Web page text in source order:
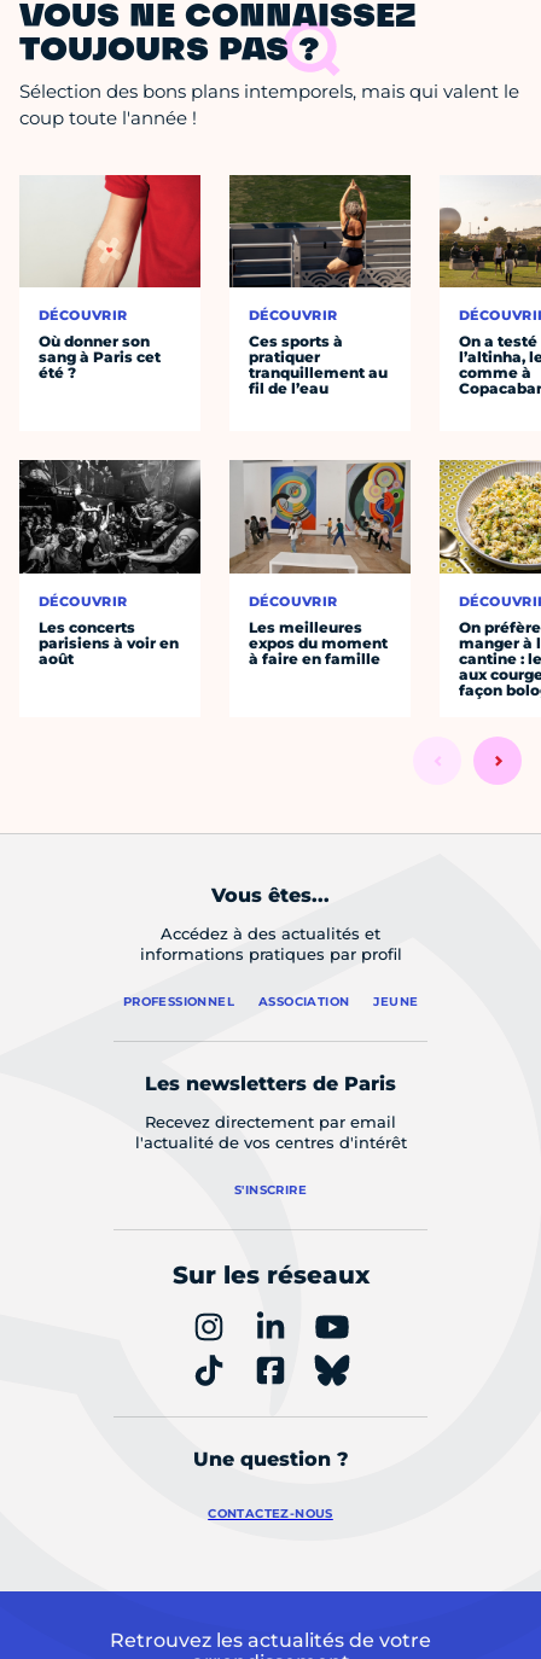
VOUS NE CONNAISSEZ
TOUJOURS PAS ?
Sélection des bons plans intemporels, mais qui valent le
coup toute l'année !
DÉCOUVRIR
Où donner son
sang à Paris cet
été ?
DÉCOUVRIR
Les concerts
parisiens à voir en
août
DÉCOUVRIR
Ces sports à
pratiquer
tranquillement au
fil de l’eau
DÉCOUVRIR
Les meilleures
expos du moment
à faire en famille
On a testé
l’altinha,
comme à
On préfère
manger à
cantine :
aux
façon
Vous êtes...
Accédez à des actualités et
informations pratiques par profil
PROFESSIONNEL ASSOCIATION JEUNE
Les newsletters de Paris
Recevez directement par email
l'actualité de vos centres d'intérêt
S'INSCRIRE
Sur les réseaux
Une question ?
CONTACTEZ-NOUS
Retrouvez les actualités de votre